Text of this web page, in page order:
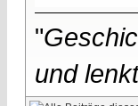
"
und